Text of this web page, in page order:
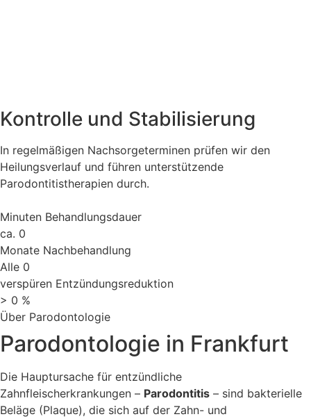
Kontrolle und Stabilisierung
In regelmäßigen Nachsorgeterminen prüfen wir den
Heilungsverlauf und führen unterstützende
Parodontitistherapien durch.
Minuten Behandlungsdauer
ca. 0
Monate Nachbehandlung
Alle 0
verspüren Entzündungsreduktion
> 0 %
Über Parodontologie
Parodontologie in Frankfurt
Die Hauptursache für entzündliche
Zahnfleischerkrankungen – Parodontitis – sind bakterielle
Beläge (Plaque), die sich auf der Zahn- und